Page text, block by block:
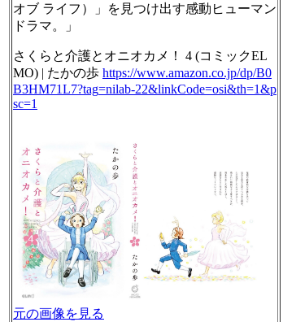
オブ ライフ）」を見つけ出す感動ヒューマン
ドラマ。」
さくらと介護とオニオカメ！ 4 (コミックEL
MO) | たかの歩 https://www.amazon.co.jp/dp/B0
B3HM71L7?tag=nilab-22&linkCode=osi&th=1&p
sc=1
元の画像を見る